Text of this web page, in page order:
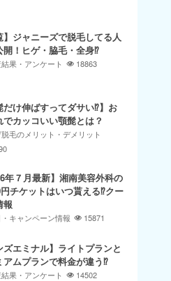
】ジャニーズで脱毛してる人
開！ヒゲ・脇毛・全身⁉
果・アンケート 18863
だけ伸ばすってダサい⁉】お
でカッコいい顎髭とは？
脱毛のメリット・デメリット
年７月最新】湘南美容外科の
チケットはいつ貰える⁉クー
報
キャンペーン情報 15871
ズエミナル】ライトプランと
アムプランで料金が違う⁉
果・アンケート 14502